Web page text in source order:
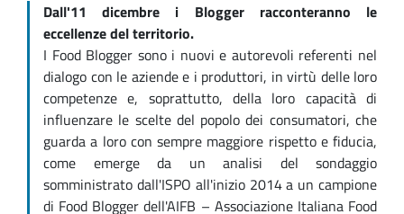
Dall'11 dicembre i Blogger racconteranno le
eccellenze del territorio.
I Food Blogger sono i nuovi e autorevoli referenti nel
dialogo con le aziende e i produttori, in virtù delle loro
competenze e, soprattutto, della loro capacità di
influenzare le scelte del popolo dei consumatori, che
guarda a loro con sempre maggiore rispetto e fiducia,
come emerge da un analisi del sondaggio
somministrato dall'ISPO all'inizio 2014 a un campione
di Food Blogger dell'AIFB – Associazione Italiana Food